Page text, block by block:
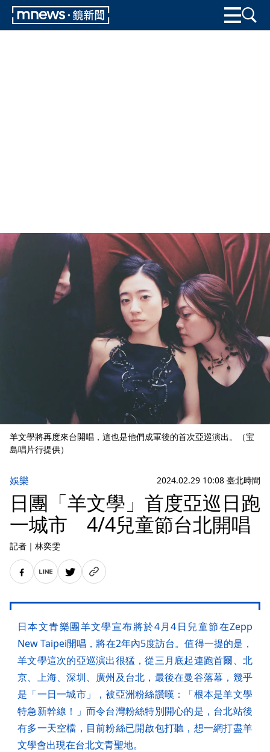
羊文學將再度來台開唱，這也是他們成軍後的首次亞巡演出。（宝
島唱片行提供）
娛樂 2024.02.29 10:08 臺北時間
日團「羊文學」首度亞巡日跑
一城市 4/4兒童節台北開唱
記者 ｜ 林奕雯
日本文青樂團羊文學宣布將於4月4日兒童節在Zepp
New Taipei開唱，將在2年內5度訪台。值得一提的是，
羊文學這次的亞巡演出很猛，從三月底起連跑首爾、北
京、上海、深圳、廣州及台北，最後在曼谷落幕，幾乎
是「一日一城市」，被亞洲粉絲讚嘆：「根本是羊文學
特急新幹線！」而令台灣粉絲特別開心的是，台北站後
有多一天空檔，目前粉絲已開啟包打聽，想一網打盡羊
文學會出現在台北文青聖地。